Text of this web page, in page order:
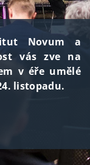
Novum a
vás zve na
v éře umělé
listopadu.